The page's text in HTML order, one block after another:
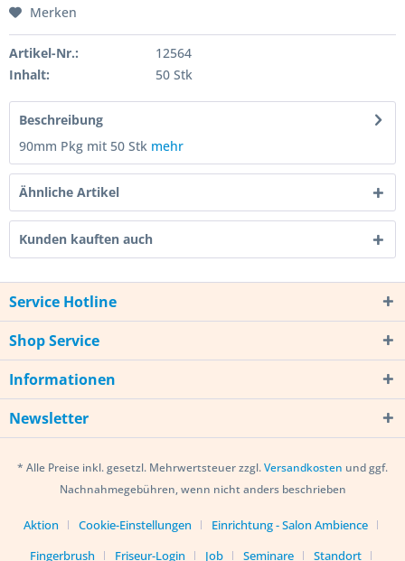
Merken
Artikel-Nr.:
12564
Inhalt:
50 Stk
Beschreibung
90mm Pkg mit 50 Stk mehr
Ähnliche Artikel
Kunden kauften auch
Service Hotline
Shop Service
Informationen
Newsletter
* Alle Preise inkl. gesetzl. Mehrwertsteuer zzgl.Versandkosten und ggf.
Nachnahmegebühren, wenn nicht anders beschrieben
Aktion Cookie-Einstellungen
Einrichtung - Salon Ambience
Fingerbrush
Friseur-Login Job Seminare Standort